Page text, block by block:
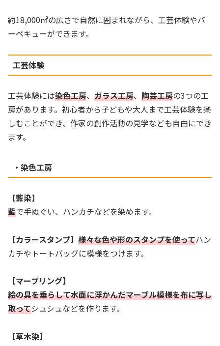
約18,000㎡の広さで自然に囲まれながら、工芸体験やバ
ーベキューができます。
工芸体験
工芸体験には染色工房、 ガラス工房、 陶芸工房の3つの工
房があります。初心者から子どもや大人まで工芸体験を楽
しむことができ、作家の創作活動の見学なども自由にでき
ます。
・染色工房
【藍染】
藍で手ぬぐい、ハンカチなどを染めます。
【カラースタンプ】 様々な色や形のスタンプを使ってハン
カチやトートバッグに模様をつけます。
【マーブリング】
絵の具を垂らして水面に浮かんだマーブル模様を布に写し
取ってシュシュなどを作ります。
【草木染】